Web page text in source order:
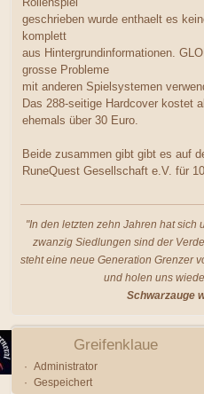
geschrieben wurde enthaelt es
komplett
aus Hintergrundinformationen.
grosse Probleme
mit anderen Spielsystemen
Das 288-seitige Hardcover kostet
ehemals über 30 Euro.
Beide zusammen gibt gibt es auf
RuneQuest Gesellschaft e.V. für
"In den letzten zehn Jahren hat sich
zwanzig Siedlungen sind der
steht eine neue Generation Grenzer
und holen uns
Schwarzauge
Greifenklaue
Administrator
Gespeichert